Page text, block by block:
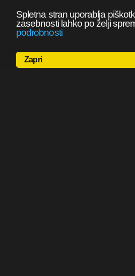
Spletna stran uporablja
zasebnosti lahko po želji
podrobnosti
Zapri